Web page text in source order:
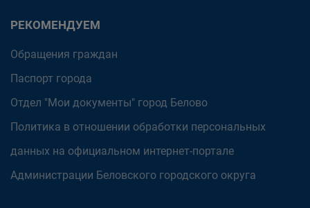
РЕКОМЕНДУЕМ
Обращения граждан
Паспорт города
Отдел "Мои документы" город Белово
Политика в отношении обработки персональных
данных на официальном интернет-портале
Администрации Беловского городского округа